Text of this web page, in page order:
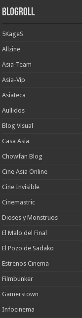
Blogroll
5KageS
Allzine
Asia-Team
Asia-Vip
Asiateca
Aullidos
Blog Visual
Casa Asia
Chowfan Blog
Cine Asia Online
Cine Invisible
Cinemastric
Dioses y Monstruos
El Malo del Final
El Pozo de Sadako
Estrenos Cinema
Filmbunker
Gamerstown
Infocinema